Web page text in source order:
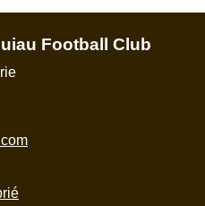
Football Club